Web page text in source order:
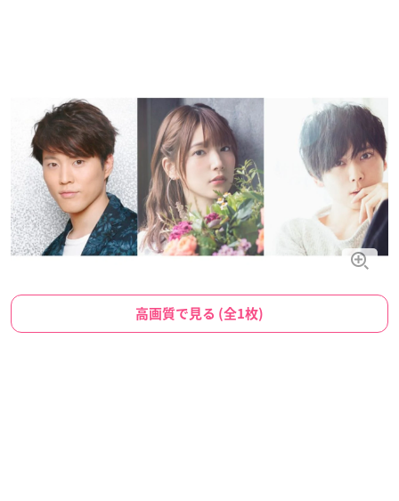
高画質で見る (全1枚)